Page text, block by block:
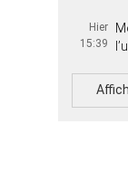
Hier
15:39